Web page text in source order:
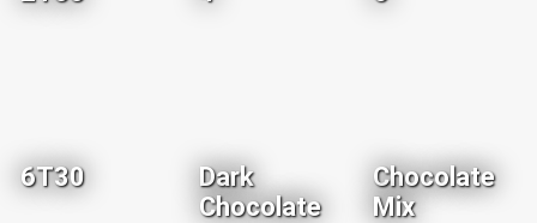
6T30
Dark
Chocolate
Chocolate
Mix